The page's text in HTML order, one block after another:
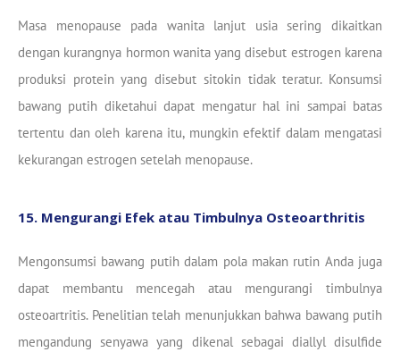
Masa menopause pada wanita lanjut usia sering dikaitkan
dengan kurangnya hormon wanita yang disebut estrogen karena
produksi protein yang disebut sitokin tidak teratur. Konsumsi
bawang putih diketahui dapat mengatur hal ini sampai batas
tertentu dan oleh karena itu, mungkin efektif dalam mengatasi
kekurangan estrogen setelah menopause.
15. Mengurangi Efek atau Timbulnya Osteoarthritis
Mengonsumsi bawang putih dalam pola makan rutin Anda juga
dapat membantu mencegah atau mengurangi timbulnya
osteoartritis. Penelitian telah menunjukkan bahwa bawang putih
mengandung senyawa yang dikenal sebagai diallyl disulfide